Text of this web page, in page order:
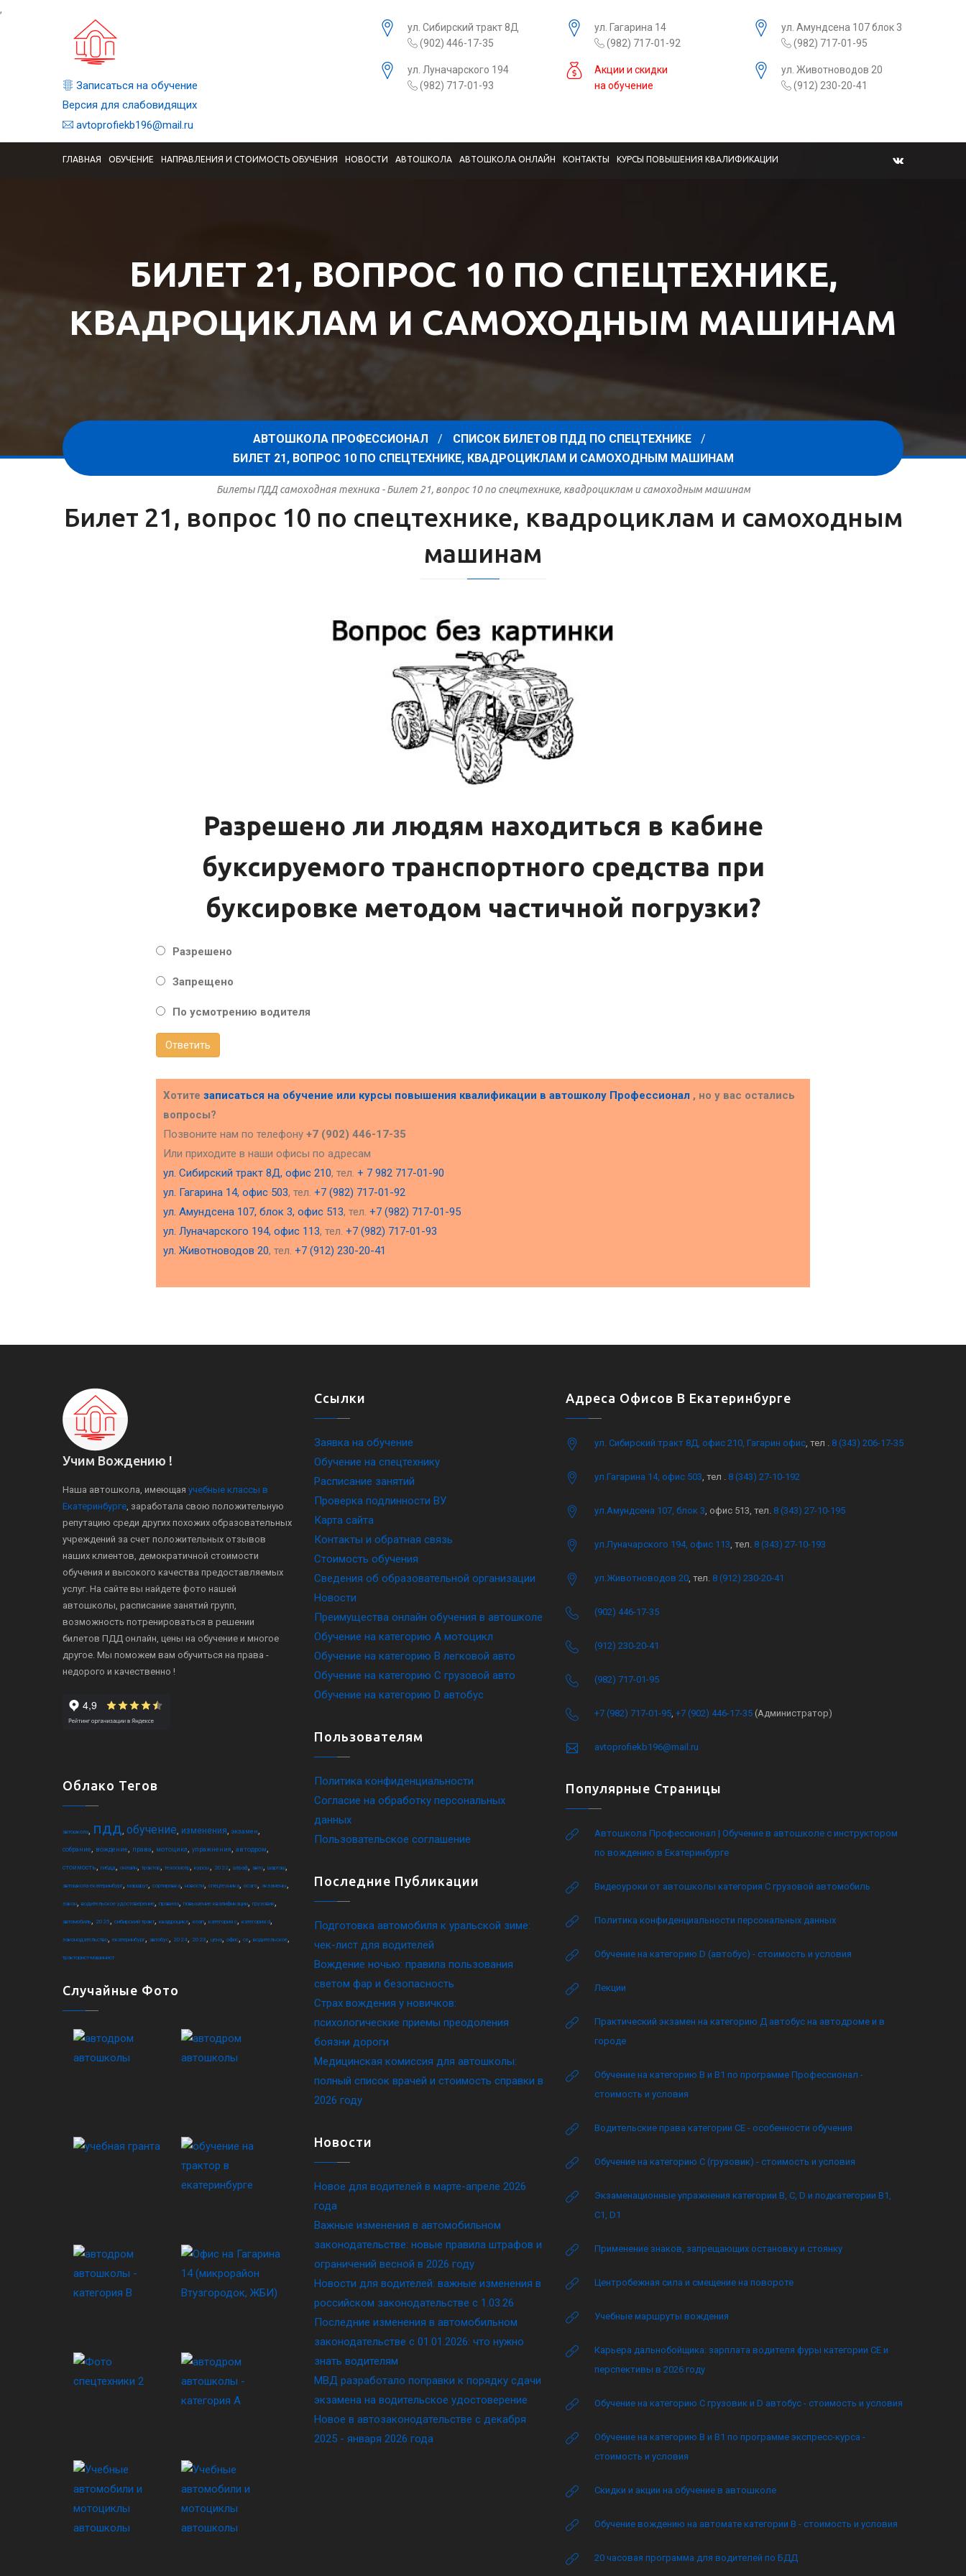
,
Записаться на обучение
Версия для слабовидящих
avtoprofiekb196@mail.ru
ул. Сибирский тракт 8Д
(902) 446-17-35
ул. Гагарина 14
(982) 717-01-92
ул. Амундсена 107 блок 3
(982) 717-01-95
ул. Луначарского 194
(982) 717-01-93
Акции и скидки
на обучение
ул. Животноводов 20
(912) 230-20-41
ГЛАВНАЯ ОБУЧЕНИЕ НАПРАВЛЕНИЯ И СТОИМОСТЬ ОБУЧЕНИЯ НОВОСТИ АВТОШКОЛА АВТОШКОЛА ОНЛАЙН КОНТАКТЫ КУРСЫ ПОВЫШЕНИЯ КВАЛИФИКАЦИИ
БИЛЕТ 21, ВОПРОС 10 ПО СПЕЦТЕХНИКЕ,
КВАДРОЦИКЛАМ И САМОХОДНЫМ МАШИНАМ
АВТОШКОЛА ПРОФЕССИОНАЛ
СПИСОК БИЛЕТОВ ПДД ПО СПЕЦТЕХНИКЕ
БИЛЕТ 21, ВОПРОС 10 ПО СПЕЦТЕХНИКЕ, КВАДРОЦИКЛАМ И САМОХОДНЫМ МАШИНАМ
Билеты ПДД самоходная техника - Билет 21, вопрос 10 по спецтехнике, квадроциклам и самоходным машинам
Билет 21, вопрос 10 по спецтехнике, квадроциклам и самоходным
машинам
Разрешено ли людям находиться в кабине
буксируемого транспортного средства при
буксировке методом частичной погрузки?
Разрешено
Запрещено
По усмотрению водителя
Ответить
Хотите записаться на обучение или курсы повышения квалификации в автошколу Профессионал , но у вас остались
вопросы?
Позвоните нам по телефону +7 (902) 446-17-35
Или приходите в наши офисы по адресам
ул. Сибирский тракт 8Д, офис 210, тел. + 7 982 717-01-90
ул. Гагарина 14, офис 503, тел. +7 (982) 717-01-92
ул. Амундсена 107, блок 3, офис 513, тел. +7 (982) 717-01-95
ул. Луначарского 194, офис 113, тел. +7 (982) 717-01-93
ул. Животноводов 20, тел. +7 (912) 230-20-41
Учим Вождению !
Наша автошкола, имеющая учебные классы в
Екатеринбурге, заработала свою положительную
репутацию среди других похожих образовательных
учреждений за счет положительных отзывов
наших клиентов, демократичной стоимости
обучения и высокого качества предоставляемых
услуг. На сайте вы найдете фото нашей
автошколы, расписание занятий групп,
возможность потренироваться в решении
билетов ПДД онлайн, цены на обучение и многое
другое. Мы поможем вам обучиться на права -
недорого и качественно !
Облако Тегов
автошкола, пдд, обучение, изменения, экзамен,
собрание, вождение, права, мотоцикл, упражнения, автодром,
стоимость, гибдд, онлайн, трактор, техосмотр, курсы, 2022, штраф, авто, шарташ,
автошкола екатеринбург, маршрут, сортировка, новости, спецтехника, осаго, экзамены,
закон, водительское удостоверение, правила, повышение квалификации, грузовик,
автомобиль, 2025, сибирский тракт, квадроцикл, коап, категория c, категория d,
законодательство, екатеринбург, автобус, 2024, 2023, цена, офис, ce, водительское,
тракторист-машинист
Случайные Фото
Ссылки
Заявка на обучение
Обучение на спецтехнику
Расписание занятий
Проверка подлинности ВУ
Карта сайта
Контакты и обратная связь
Стоимость обучения
Сведения об образовательной организации
Новости
Преимущества онлайн обучения в автошколе
Обучение на категорию A мотоцикл
Обучение на категорию B легковой авто
Обучение на категорию C грузовой авто
Обучение на категорию D автобус
Пользователям
Политика конфиденциальности
Согласие на обработку персональных
данных
Пользовательское соглашение
Последние Публикации
Подготовка автомобиля к уральской зиме:
чек-лист для водителей
Вождение ночью: правила пользования
светом фар и безопасность
Страх вождения у новичков:
психологические приемы преодоления
боязни дороги
Медицинская комиссия для автошколы:
полный список врачей и стоимость справки в
2026 году
Новости
Новое для водителей в марте-апреле 2026
года
Важные изменения в автомобильном
законодательстве: новые правила штрафов и
ограничений весной в 2026 году
Новости для водителей: важные изменения в
российском законодательстве c 1.03.26
Последние изменения в автомобильном
законодательстве c 01.01.2026: что нужно
знать водителям
МВД разработало поправки к порядку сдачи
экзамена на водительское удостоверение
Новое в автозаконодательстве с декабря
2025 - января 2026 года
Адреса Офисов В Екатеринбурге
ул. Сибирский тракт 8Д, офис 210, Гагарин офис, тел . 8 (343) 206-17-35
ул.Гагарина 14, офис 503, тел . 8 (343) 27-10-192
ул.Амундсена 107, блок 3, офис 513, тел. 8 (343) 27-10-195
ул.Луначарского 194, офис 113, тел. 8 (343) 27-10-193
ул.Животноводов 20, тел. 8 (912) 230-20-41
(902) 446-17-35
(912) 230-20-41
(982) 717-01-95
+7 (982) 717-01-95, +7 (902) 446-17-35 (Администратор)
avtoprofiekb196@mail.ru
Популярные Страницы
Автошкола Профессионал | Обучение в автошколе с инструктором
по вождению в Екатеринбурге
Видеоуроки от автошколы категория C грузовой автомобиль
Политика конфиденциальности персональных данных
Обучение на категорию D (автобус) - стоимость и условия
Лекции
Практический экзамен на категорию Д автобус на автодроме и в
городе
Обучение на категорию B и B1 по программе Профессионал -
стоимость и условия
Водительские права категории CE - особенности обучения
Обучение на категорию C (грузовик) - стоимость и условия
Экзаменационные упражнения категории B, C, D и подкатегории B1,
C1, D1
Применение знаков, запрещающих остановку и стоянку
Центробежная сила и смещение на повороте
Учебные маршруты вождения
Карьера дальнобойщика: зарплата водителя фуры категории CE и
перспективы в 2026 году
Обучение на категорию C грузовик и D автобус - стоимость и условия
Обучение на категорию B и B1 по программе экспресс-курса -
стоимость и условия
Скидки и акции на обучение в автошколе
Обучение вождению на автомате категории B - стоимость и условия
20 часовая программа для водителей по БДД